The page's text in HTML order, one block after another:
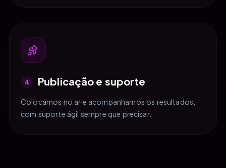
4 Publicação e suporte
Colocamos no ar e acompanhamos os resultados,
com suporte ágil sempre que precisar.